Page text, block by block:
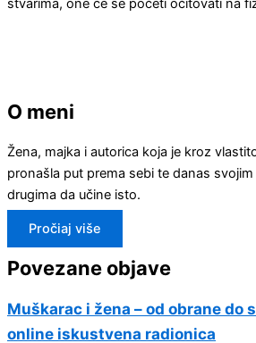
stva­rima, one će se početi očitovati na
O meni
Žena, majka i autorica koja je kroz
pronašla put prema sebi te danas
drugima da učine isto.
Pročiaj više
Povezane objave
Muškarac i žena – od obrane do
online iskustvena radionica